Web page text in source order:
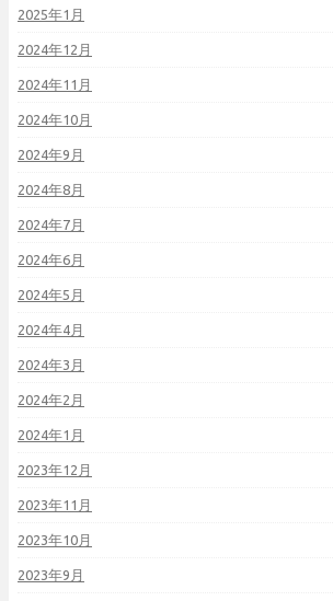
2025年1月
2024年12月
2024年11月
2024年10月
2024年9月
2024年8月
2024年7月
2024年6月
2024年5月
2024年4月
2024年3月
2024年2月
2024年1月
2023年12月
2023年11月
2023年10月
2023年9月